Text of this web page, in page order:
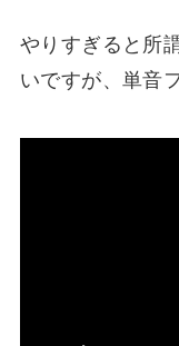
やりすぎると所
いですが、単音